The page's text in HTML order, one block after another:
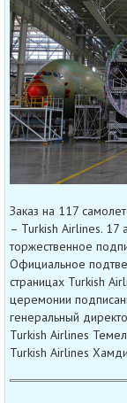
Заказ на 117
– Turkish Airlines. 17
торжественное
Официальное
страницах Turkish
церемонии
генеральный
Turkish Airlines
Turkish Airlines